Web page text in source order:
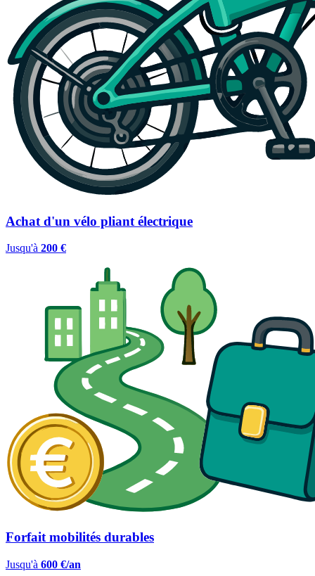
Achat d'un vélo pliant électrique
Jusqu'à 200 €
Forfait mobilités durables
Jusqu'à 600 €/an